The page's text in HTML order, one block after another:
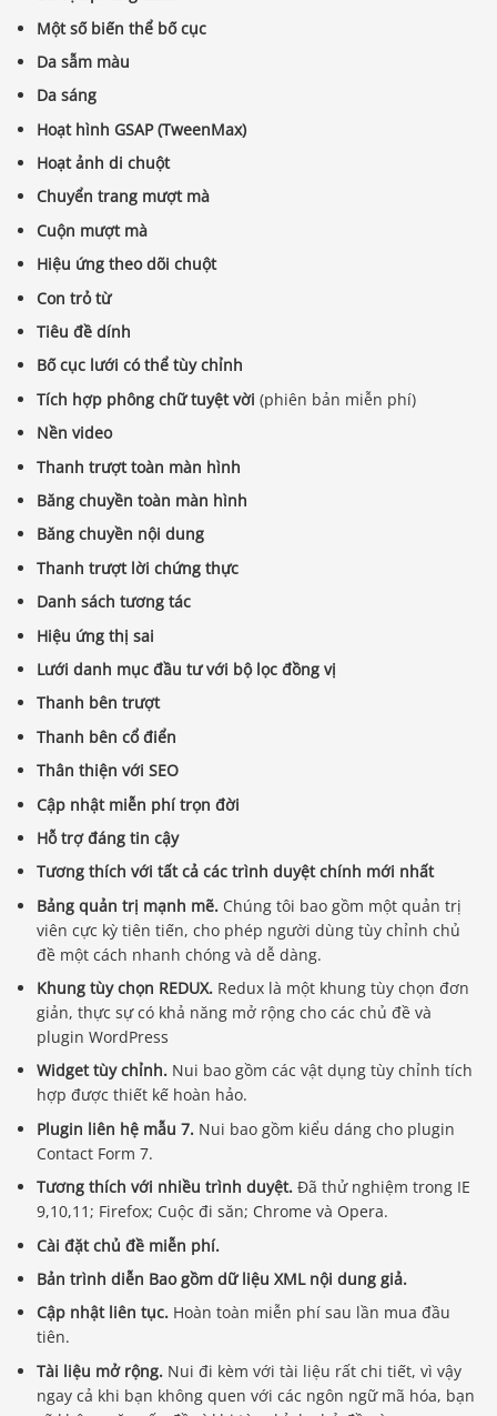
Một số biến thể bố cục
Da sẫm màu
Da sáng
Hoạt hình GSAP (TweenMax)
Hoạt ảnh di chuột
Chuyển trang mượt mà
Cuộn mượt mà
Hiệu ứng theo dõi chuột
Con trỏ từ
Tiêu đề dính
Bố cục lưới có thể tùy chỉnh
Tích hợp phông chữ tuyệt vời (phiên bản miễn phí)
Nền video
Thanh trượt toàn màn hình
Băng chuyền toàn màn hình
Băng chuyền nội dung
Thanh trượt lời chứng thực
Danh sách tương tác
Hiệu ứng thị sai
Lưới danh mục đầu tư với bộ lọc đồng vị
Thanh bên trượt
Thanh bên cổ điển
Thân thiện với SEO
Cập nhật miễn phí trọn đời
Hỗ trợ đáng tin cậy
Tương thích với tất cả các trình duyệt chính mới nhất
Bảng quản trị mạnh mẽ. Chúng tôi bao gồm một quản trị
viên cực kỳ tiên tiến, cho phép người dùng tùy chỉnh chủ
đề một cách nhanh chóng và dễ dàng.
Khung tùy chọn REDUX. Redux là một khung tùy chọn đơn
giản, thực sự có khả năng mở rộng cho các chủ đề và
plugin WordPress
Widget tùy chỉnh. Nui bao gồm các vật dụng tùy chỉnh tích
hợp được thiết kế hoàn hảo.
Plugin liên hệ mẫu 7. Nui bao gồm kiểu dáng cho plugin
Contact Form 7.
Tương thích với nhiều trình duyệt. Đã thử nghiệm trong IE
9,10,11; Firefox; Cuộc đi săn; Chrome và Opera.
Cài đặt chủ đề miễn phí.
Bản trình diễn Bao gồm dữ liệu XML nội dung giả.
Cập nhật liên tục. Hoàn toàn miễn phí sau lần mua đầu
tiên.
Tài liệu mở rộng. Nui đi kèm với tài liệu rất chi tiết, vì vậy
ngay cả khi bạn không quen với các ngôn ngữ mã hóa, bạn